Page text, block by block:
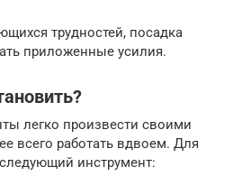
трудностей, посадка
приложенные усилия.
легко произвести своими
всего работать вдвоем. Для
инструмент: